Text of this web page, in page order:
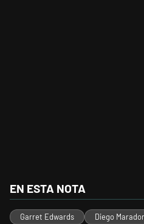
EN ESTA NOTA
Garret Edwards Diego